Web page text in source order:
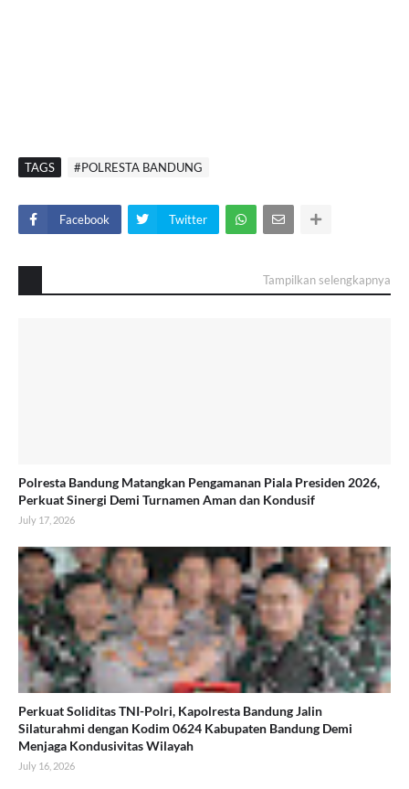
TAGS #POLRESTA BANDUNG
Facebook Twitter
Tampilkan selengkapnya
Polresta Bandung Matangkan Pengamanan Piala Presiden 2026,
Perkuat Sinergi Demi Turnamen Aman dan Kondusif
July 17, 2026
Perkuat Soliditas TNI-Polri, Kapolresta Bandung Jalin
Silaturahmi dengan Kodim 0624 Kabupaten Bandung Demi
Menjaga Kondusivitas Wilayah
July 16, 2026